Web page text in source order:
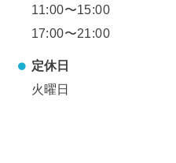
11:00〜15:00
17:00〜21:00
定休日
火曜日